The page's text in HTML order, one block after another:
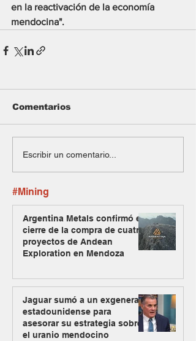
en la reactivación de la economía
mendocina".
Comentarios
Escribir un comentario...
#Mining
Argentina Metals confirmó el
cierre de la compra de cuatro
proyectos de Andean
Exploration en Mendoza
Jaguar sumó a un exgeneral
estadounidense para
asesorar su estrategia sobre
el uranio mendocino